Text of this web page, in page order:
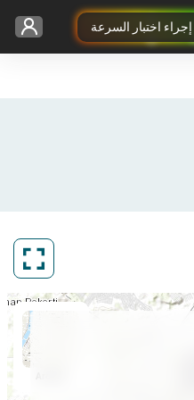
إجراء اختبار السرعة